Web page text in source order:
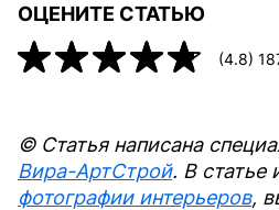
ОЦЕНИТЕ СТАТЬЮ
(4.8)
© Статья написана
Вира-АртСтрой. В статье
фотографии интерьеров,